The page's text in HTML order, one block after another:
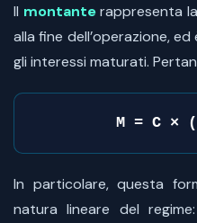
Il montanterappresenta
alla fine dell’operazione,
gli interessi maturati.
M = C
In particolare, questa
natura lineare del